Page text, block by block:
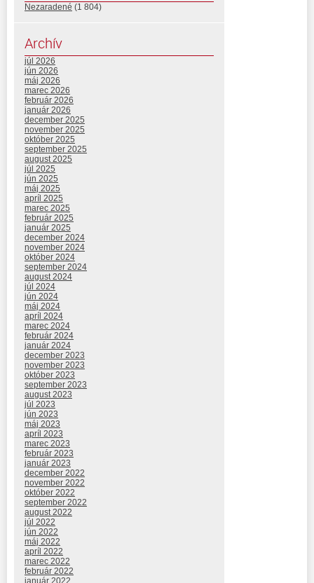
Nezaradené (1 804)
Archív
júl 2026
jún 2026
máj 2026
marec 2026
február 2026
január 2026
december 2025
november 2025
október 2025
september 2025
august 2025
júl 2025
jún 2025
máj 2025
apríl 2025
marec 2025
február 2025
január 2025
december 2024
november 2024
október 2024
september 2024
august 2024
júl 2024
jún 2024
máj 2024
apríl 2024
marec 2024
február 2024
január 2024
december 2023
november 2023
október 2023
september 2023
august 2023
júl 2023
jún 2023
máj 2023
apríl 2023
marec 2023
február 2023
január 2023
december 2022
november 2022
október 2022
september 2022
august 2022
júl 2022
jún 2022
máj 2022
apríl 2022
marec 2022
február 2022
január 2022